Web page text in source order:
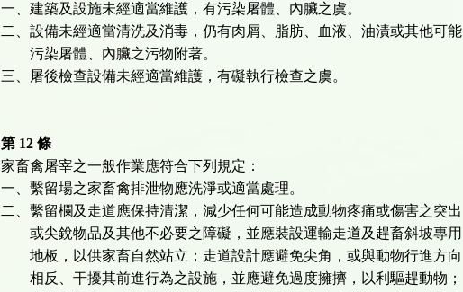
一、建築及設施未經適當維護，有污染屠體、內臟之虞。
二、設備未經適當清洗及消毒，仍有肉屑、脂肪、血液、油漬或其他可能
污染屠體、內臟之污物附著。
三、屠後檢查設備未經適當維護，有礙執行檢查之虞。
第 12 條
家畜禽屠宰之一般作業應符合下列規定：
一、繫留場之家畜禽排泄物應洗淨或適當處理。
二、繫留欄及走道應保持清潔，減少任何可能造成動物疼痛或傷害之突出
或尖銳物品及其他不必要之障礙，並應裝設運輸走道及趕畜斜坡專用
地板，以供家畜自然站立；走道設計應避免尖角，或與動物行進方向
相反、干擾其前進行為之設施，並應避免過度擁擠，以利驅趕動物；